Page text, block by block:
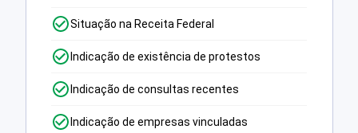
Situação na Receita Federal
Indicação de existência de protestos
Indicação de consultas recentes
Indicação de empresas vinculadas